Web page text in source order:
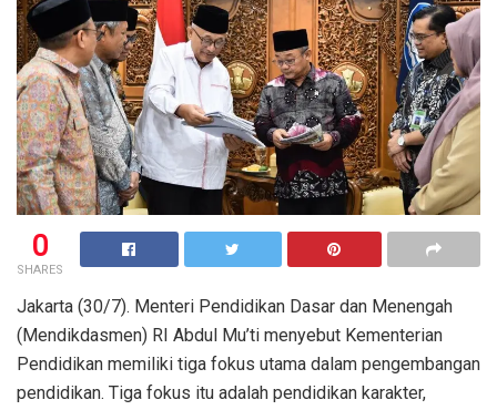
0
SHARES
Jakarta (30/7). Menteri Pendidikan Dasar dan Menengah
(Mendikdasmen) RI Abdul Mu’ti menyebut Kementerian
Pendidikan memiliki tiga fokus utama dalam pengembangan
pendidikan. Tiga fokus itu adalah pendidikan karakter,